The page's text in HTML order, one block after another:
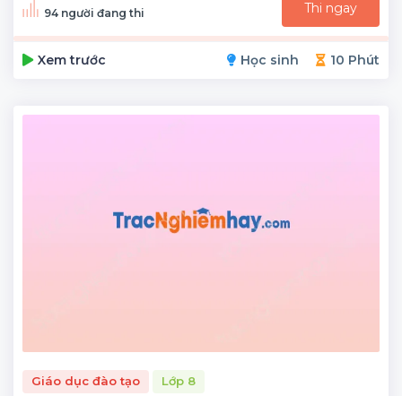
94 người đang thi Thi ngay
Xem trước Học sinh 10 Phút
Giáo dục đào tạo Lớp 8